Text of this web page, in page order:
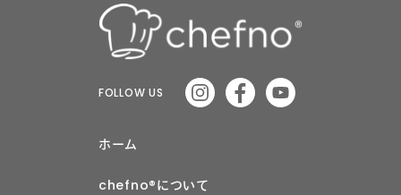
FOLLOW US
ホーム
chefno®︎について